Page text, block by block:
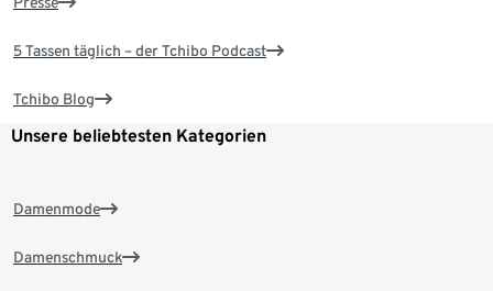
5 Tassen täglich – der Tchibo Podcast
Tchibo Blog
Unsere beliebtesten Kategorien
Damenmode
Damenschmuck